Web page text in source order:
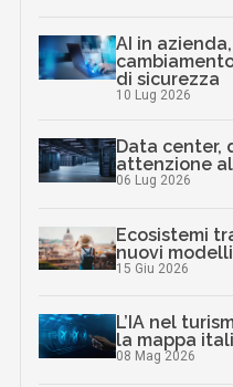
AI in
di sicurezza
10 Lug 2026
Data center,
attenzione
06 Lug 2026
Ecosistemi
nuovi
15 Giu 2026
L’IA nel
la mappa
08 Mag 2026